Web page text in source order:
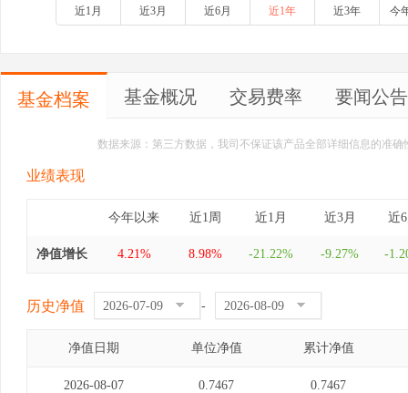
近1月 近3月 近6月 近1年 近3年 今
基金档案 基金概况 交易费率 要闻公告
数据来源：第三方数据，我司不保证该产品全部详细信息的准
业绩表现
今年以来 近1周 近1月 近3月 近
净值增长 4.21% 8.98% -21.22% -9.27% -
历史净值 -
净值日期 单位净值 累计净值
2026-08-07 0.7467 0.7467